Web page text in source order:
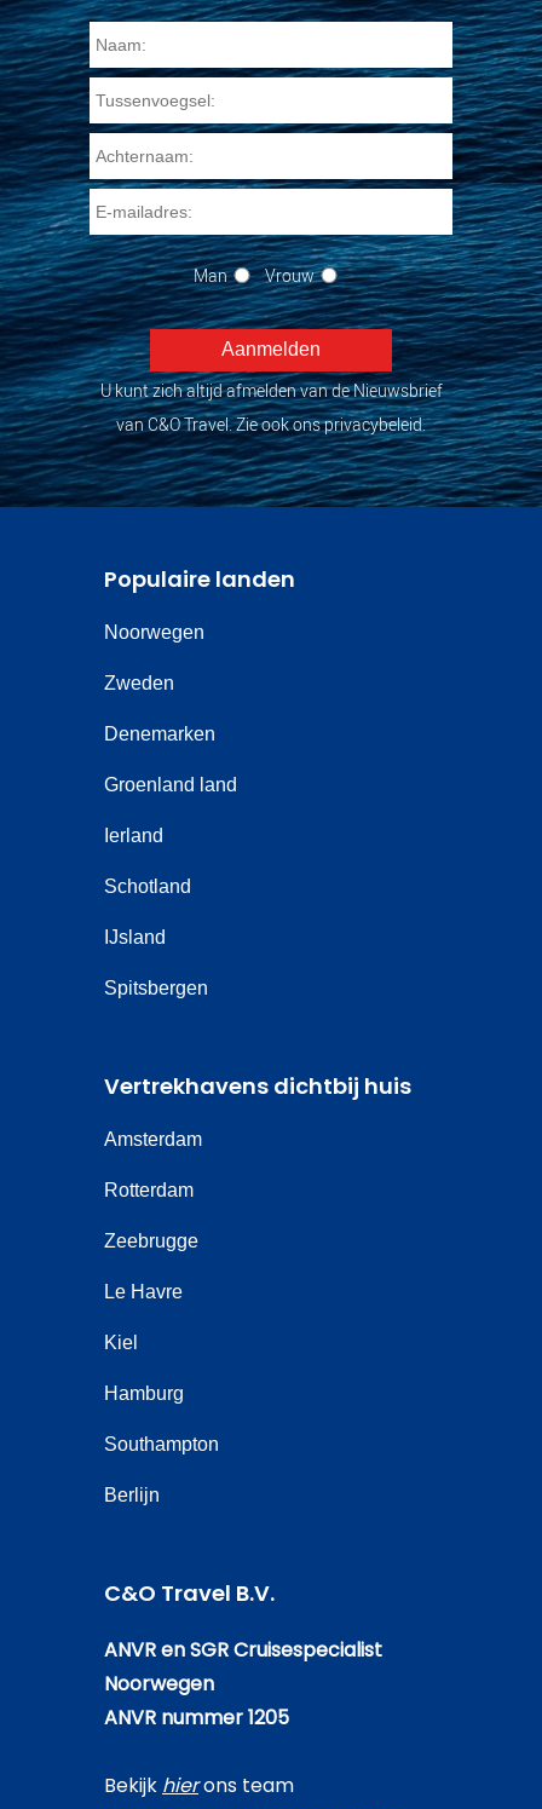
Man Vrouw
U kunt zich altijd afmelden van de Nieuwsbrief
van C&O Travel. Zie ook ons privacybeleid.
Populaire landen
Noorwegen
Zweden
Denemarken
Groenland land
Ierland
Schotland
IJsland
Spitsbergen
Vertrekhavens dichtbij huis
Amsterdam
Rotterdam
Zeebrugge
Le Havre
Kiel
Hamburg
Southampton
Berlijn
C&O Travel B.V.
ANVR en SGR Cruisespecialist
Noorwegen
ANVR nummer 1205
Bekijk hierons team